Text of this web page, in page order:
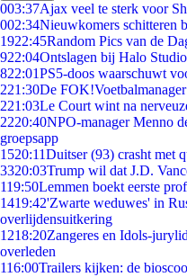
003:37Ajax veel te sterk voor
002:34Nieuwkomers schitteren
1922:45Random Pics van de
922:04Ontslagen bij Halo
822:01PS5-doos waarschuwt
221:30De
221:03Le Court wint na
2220:40NPO-manager Menno
groepsapp
1520:11Duitser (93) crasht met
3320:03Trump wil dat J.D.
119:50Lemmen boekt eerste
1419:42'Zwarte weduwes' in
overlijdensuitkering
1218:20Zangeres en Idols-
overleden
116:00Trailers kijken: de